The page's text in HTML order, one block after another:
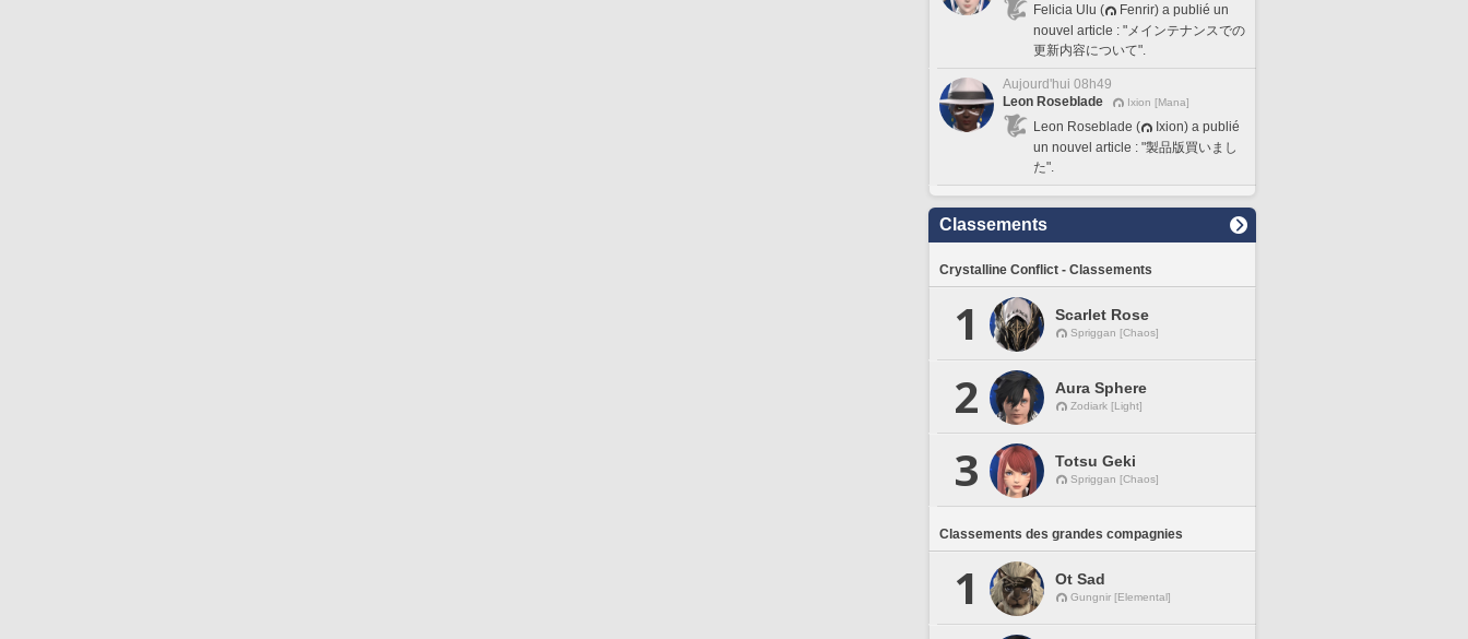
Felicia Ulu (
Fenrir) a publié un
nouvel article : "メインテナンスでの
更新内容について".
Aujourd'hui 08h49
Leon Roseblade
Ixion [Mana]
Leon Roseblade (
Ixion) a publié
un nouvel article : "製品版買いまし
た".
Classements
Crystalline Conflict - Classements
1 Scarlet Rose
Spriggan [Chaos]
2 Aura Sphere
Zodiark [Light]
3 Totsu Geki
Spriggan [Chaos]
Classements des grandes compagnies
1 Ot Sad
Gungnir [Elemental]